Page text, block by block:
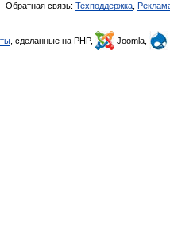
Обратная связь: Техподдержка
, сделанные на PHP, Joomla,